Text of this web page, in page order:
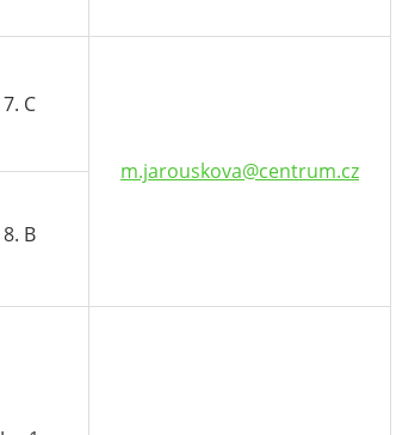
7. C
m.jarouskova@centrum.cz
8. B